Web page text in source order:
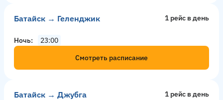
Батайск → Геленджик 1 рейс в день
Ночь
23:00
Смотреть расписание
Батайск → Джубга 1 рейс в день